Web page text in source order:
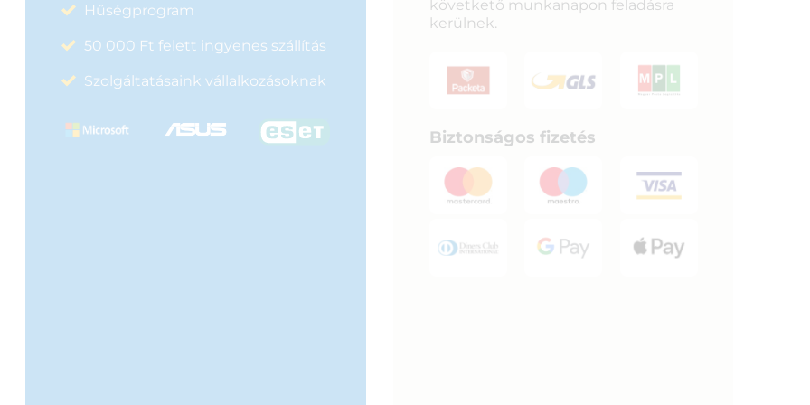
Hűségprogram
50 000 Ft felett ingyenes szállítás
Szolgáltatásaink vállalkozásoknak
követkető munkanapon feladásra
kerülnek.
Biztonságos fizetés